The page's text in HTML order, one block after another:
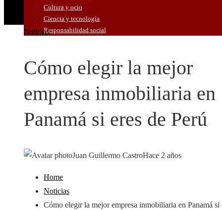
Cultura y ocio
Ciencia y tecnología
Responsabilidad social
Noticias
Cómo elegir la mejor
empresa inmobiliaria en
Panamá si eres de Perú
Juan Guillermo CastroHace 2 años
Home
Noticias
Cómo elegir la mejor empresa inmobiliaria en Panamá si